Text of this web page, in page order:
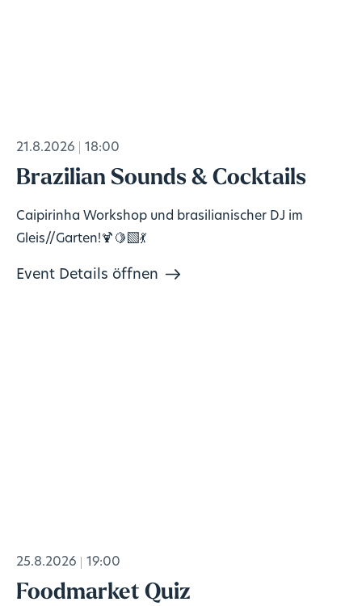
21.8.2026 18:00
Brazilian Sounds & Cocktails
Caipirinha Workshop und brasilianischer DJ im
Gleis//Garten!🍹🍋‍🟩💃
Event Details öffnen
25.8.2026 19:00
Foodmarket Quiz